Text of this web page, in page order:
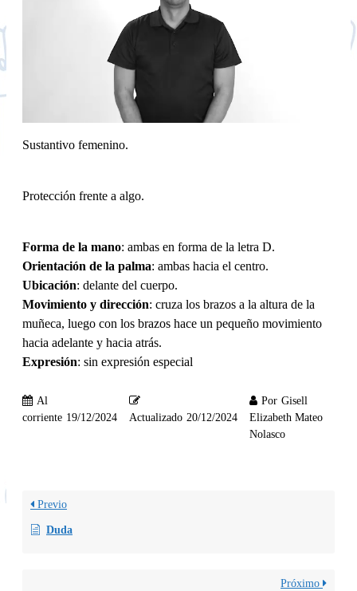
Sustantivo femenino.
Protección frente a algo.
Forma de la mano: ambas en forma de la letra D.
Orientación de la palma: ambas hacia el centro.
Ubicación: delante del cuerpo.
Movimiento y dirección: cruza los brazos a la altura de la
muñeca, luego con los brazos hace un pequeño movimiento
hacia adelante y hacia atrás.
Expresión: sin expresión especial
Al
corriente 19/12/2024 Actualizado 20/12/2024
Por Gisell
Elizabeth Mateo
Nolasco
Previo
Duda
Próximo